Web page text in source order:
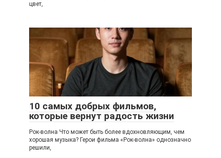
цвет,
10 самых добрых фильмов,
которые вернут радость жизни
Рок-волна Что может быть более вдохновляющим, чем
хорошая музыка? Герои фильма «Рок-волна» однозначно
решили,